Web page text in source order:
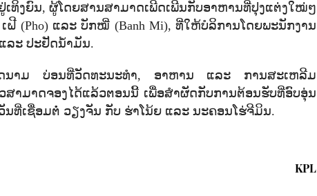
ທິງຍົນ, ຜູ້ໂດຍສານສາມາດເພີດເພີນກັບອາຫານທີ່ປຸງແຕ່ງໃໝ່ໆ
ຝີ (Pho) ແລະ ບັກໝີ່ (Banh Mi), ທີ່ໃຫ້ບໍລິການໂດຍພະນັກງານ
ລະ ປະຢັດນ້ຳມັນ.
ນາມ ບ່ອນທີ່ວັດທະນະທຳ, ອາຫານ ແລະ ການສະເຫລີມ
າມາດຈອງໄດ້ແລ້ວຕອນນີ້ ເພື່ອສຳຜັດກັບການຕ້ອນຮັບທີ່ອົບອຸ່ນ
ນທີ່ເຊື່ອມຕໍ່ ວຽງຈັນ ກັບ ຮ່າໂນ້ຍ ແລະ ນະຄອນໂຮ່ຈີມິນ.
KPL